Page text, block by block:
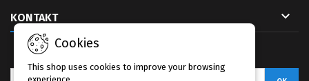
KONTAKT 
Cookies
This shop uses cookies to improve your browsing